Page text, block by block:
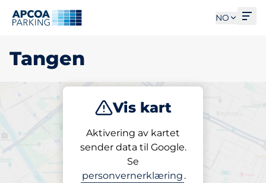
NO
Tangen
Vis kart
Aktivering av kartet
sender data til Google.
Se
personvernerklæring .
Parkering
Finn parkering i Tangen